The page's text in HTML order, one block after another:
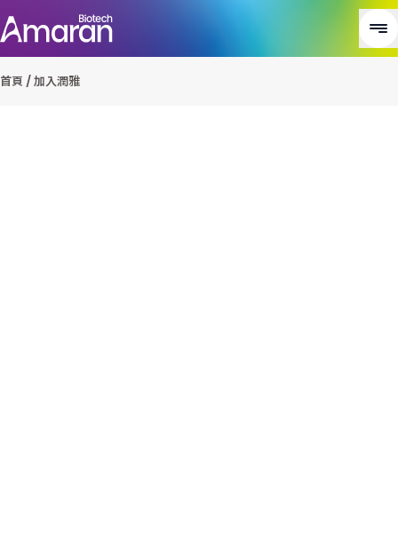
首頁 /加入潤雅